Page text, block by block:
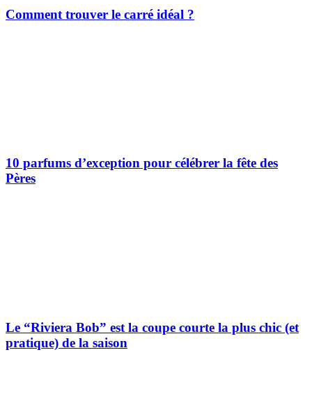
Comment trouver le carré idéal ?
10 parfums d’exception pour célébrer la fête des
Pères
Le “Riviera Bob” est la coupe courte la plus chic (et
pratique) de la saison